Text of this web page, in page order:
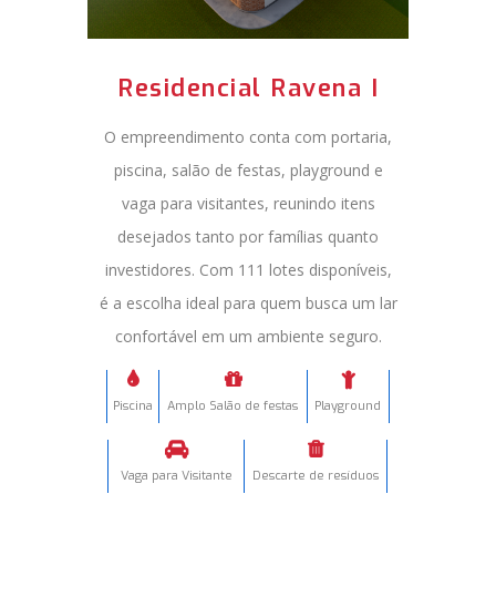
Residencial Ravena I
O empreendimento conta com portaria,
piscina, salão de festas, playground e
vaga para visitantes, reunindo itens
desejados tanto por famílias quanto
investidores. Com 111 lotes disponíveis,
é a escolha ideal para quem busca um lar
confortável em um ambiente seguro.
Piscina Amplo Salão de festas Playground
Vaga para Visitante Descarte de resíduos